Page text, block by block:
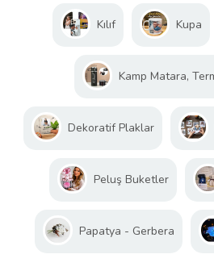
Kılıf Kupa
Kamp Matara,
Dekoratif Plaklar
Peluş Buketler
Papatya - Gerbera